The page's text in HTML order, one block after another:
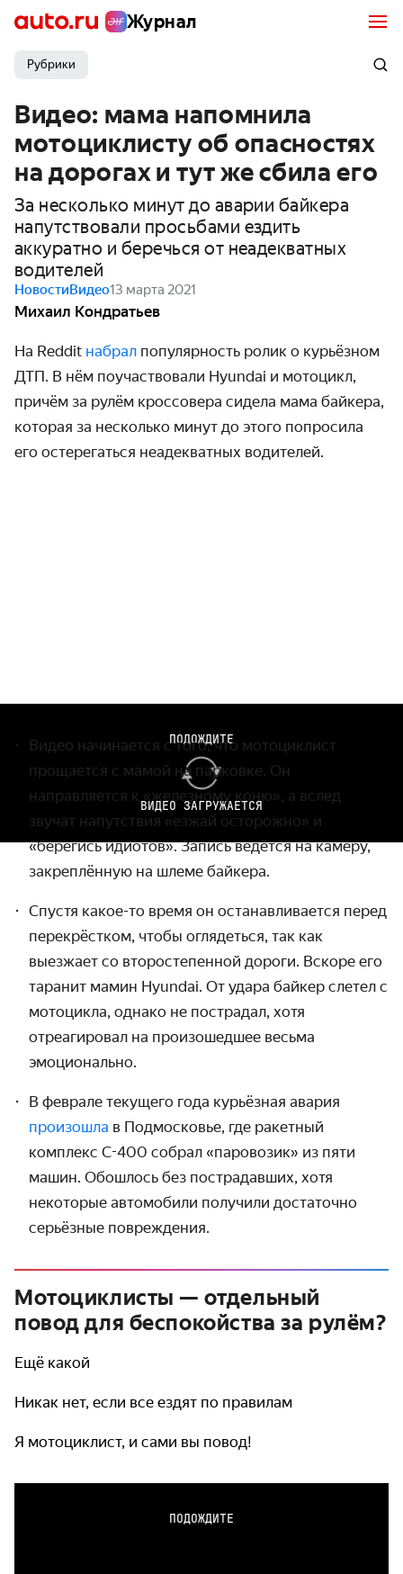
Журнал
Рубрики
Видео: мама напомнила
мотоциклисту об опасностях
на дорогах и тут же сбила его
За несколько минут до аварии байкера
напутствовали просьбами ездить
аккуратно и беречься от неадекватных
водителей
НовостиВидео13 марта 2021
Михаил Кондратьев
На Reddit набрал популярность ролик о курьёзном
ДТП. В нём поучаствовали Hyundai и мотоцикл,
причём за рулём кроссовера сидела мама байкера,
которая за несколько минут до этого попросила
его остерегаться неадекватных водителей.
ПОДОЖДИТЕ
ВИДЕО ЗАГРУЖАЕТСЯ
Видео начинается с того, что мотоциклист
прощается с мамой на парковке. Он
направляется к «железному коню», а вслед
звучат напутствия «езжай осторожно» и
«берегись идиотов». Запись ведётся на камеру,
закреплённую на шлеме байкера.
Спустя какое-то время он останавли­вается перед
перекрёстком, чтобы оглядеться, так как
выезжает со второ­степенной дороги. Вскоре его
таранит мамин Hyundai. От удара байкер слетел с
мотоцикла, однако не пострадал, хотя
отреагировал на произошедшее весьма
эмоционально.
В феврале текущего года курьёзная авария
произошла в Подмосковье, где ракетный
комплекс C-400 собрал «паровозик» из пяти
машин. Обошлось без пострадавших, хотя
некоторые авто­мобили получили достаточно
серьёзные повреждения.
Мотоциклисты — отдельный
повод для беспокойства за рулём?
Ещё какой
Никак нет, если все ездят по правилам
Я мотоциклист, и сами вы повод!
ПОДОЖДИТЕ